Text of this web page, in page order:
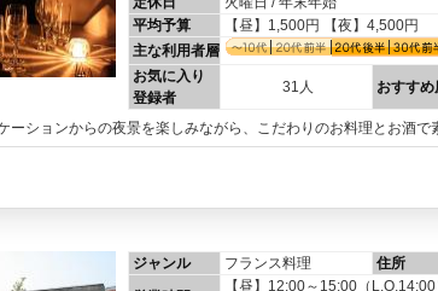
平均予算
【昼】1,500円 【夜】4,500円
主な利用者層
お気に入り
登録者
31人 おすすめ
ーションからの夜景を楽しみながら、こだわりのお料理とお酒で
ジャンル フランス料理 住所
【昼】12:00～15:00（